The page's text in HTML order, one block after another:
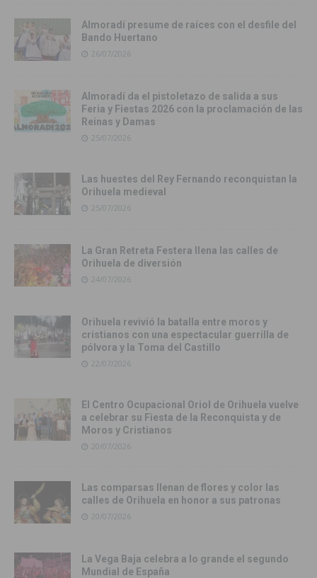
Almoradí presume de raíces con el desfile del
Bando Huertano
26/07/2026
Almoradí da el pistoletazo de salida a sus
Feria y Fiestas 2026 con la proclamación de las
Reinas y Damas
25/07/2026
Las huestes del Rey Fernando reconquistan la
Orihuela medieval
25/07/2026
La Gran Retreta Festera llena las calles de
Orihuela de diversión
24/07/2026
Orihuela revivió la batalla entre moros y
cristianos con una espectacular guerrilla de
pólvora y la Toma del Castillo
22/07/2026
El Centro Ocupacional Oriol de Orihuela vuelve
a celebrar su Fiesta de la Reconquista y de
Moros y Cristianos
20/07/2026
Las comparsas llenan de flores y color las
calles de Orihuela en honor a sus patronas
20/07/2026
La Vega Baja celebra a lo grande el segundo
Mundial de España